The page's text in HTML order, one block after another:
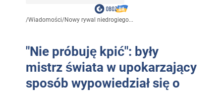
/Wiadomości/Nowy rywal niedrogiego...
"Nie próbuję kpić": były
mistrz świata w upokarzający
sposób wypowiedział się o